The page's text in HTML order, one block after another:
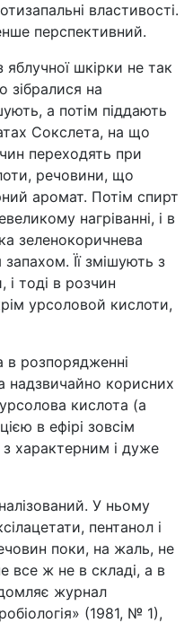
властивості.
перспективний.
шкірки не так
на
а потім піддають
Сокслета, на що
переходять при
речовини, що
аромат. Потім спирт
нагріванні, і в
зеленокоричнева
Її змішують з
і тоді в розчин
урсоловой кислоти,
в розпорядженні
надзвичайно корисних
кислота (а
в ефірі зовсім
характерним і дуже
У ньому
пентанол і
поки, на жаль, не
все ж не в складі, а в
журнал
(1981, № 1),